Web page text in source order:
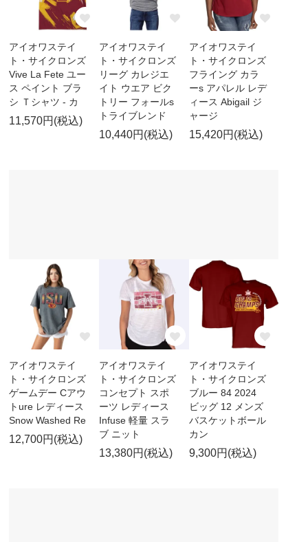
アイオワステイ
ト・サイクロンズ
Vive La Fete ユー
ス ペイント ブラ
シ Ｔシャツ - カ
11,570円(税込)
アイオワステイ
ト・サイクロンズ
リーグ カレジエ
イト ウエア ビク
トリー フォールs
トライブレンド
10,440円(税込)
アイオワステイ
ト・サイクロンズ
フライング カラ
ーs アパレル レデ
ィース Abigail ジ
ャージ
15,420円(税込)
アイオワステイ
ト・サイクロンズ
ゲームデー Cアウ
トure レディース
Snow Washed Re
12,700円(税込)
アイオワステイ
ト・サイクロンズ
コンセプト スポ
ーツ レディース
Infuse 軽量 スラ
ブ ニット
13,380円(税込)
アイオワステイ
ト・サイクロンズ
ブルー 84 2024
ビッグ 12 メンズ
バスケットボール
カン
9,300円(税込)